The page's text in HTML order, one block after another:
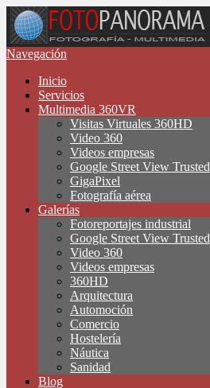
Navegación
Inicio
Servicios
Multimedia 360VR
Visitas Virtuales 360HD
Video 360
Videos empresas
Google Street View Trusted
GigaPixel
Fotografía aérea
Galerías
Fotoreportajes industrial
Google Street View Trusted
Video 360
Videos empresas
360HD
Arquitectura
Automoción
Comercio
Hostelería
Náutica
Sanidad
Blog